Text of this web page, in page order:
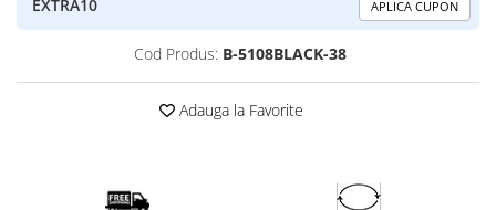
EXTRA10 APLICA CUPON
Cod Produs: B-5108BLACK-38
Adauga la Favorite